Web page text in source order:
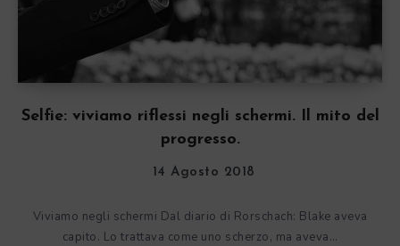
Selfie: viviamo riflessi negli schermi. Il mito del
progresso.
14 Agosto 2018
Viviamo negli schermi Dal diario di Rorschach: Blake aveva
capito. Lo trattava come uno scherzo, ma aveva…